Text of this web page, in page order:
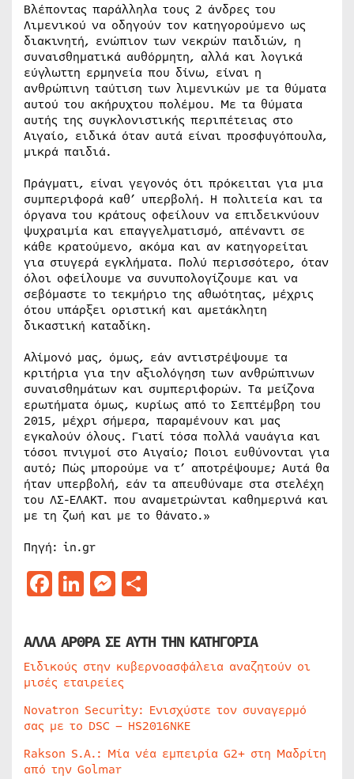
Βλέποντας παράλληλα τους 2 άνδρες του
Λιμενικού να οδηγούν τον κατηγορούμενο ως
διακινητή, ενώπιον των νεκρών παιδιών, η
συναισθηματικά αυθόρμητη, αλλά και λογικά
εύγλωττη ερμηνεία που δίνω, είναι η
ανθρώπινη ταύτιση των λιμενικών με τα θύματα
αυτού του ακήρυχτου πολέμου. Με τα θύματα
αυτής της συγκλονιστικής περιπέτειας στο
Αιγαίο, ειδικά όταν αυτά είναι προσφυγόπουλα,
μικρά παιδιά.
Πράγματι, είναι γεγονός ότι πρόκειται για μια
συμπεριφορά καθ’ υπερβολή. Η πολιτεία και τα
όργανα του κράτους οφείλουν να επιδεικνύουν
ψυχραιμία και επαγγελματισμό, απέναντι σε
κάθε κρατούμενο, ακόμα και αν κατηγορείται
για στυγερά εγκλήματα. Πολύ περισσότερο, όταν
όλοι οφείλουμε να συνυπολογίζουμε και να
σεβόμαστε το τεκμήριο της αθωότητας, μέχρις
ότου υπάρξει οριστική και αμετάκλητη
δικαστική καταδίκη.
Αλίμονό μας, όμως, εάν αντιστρέψουμε τα
κριτήρια για την αξιολόγηση των ανθρώπινων
συναισθημάτων και συμπεριφορών. Τα μείζονα
ερωτήματα όμως, κυρίως από το Σεπτέμβρη του
2015, μέχρι σήμερα, παραμένουν και μας
εγκαλούν όλους. Γιατί τόσα πολλά ναυάγια και
τόσοι πνιγμοί στο Αιγαίο; Ποιοι ευθύνονται για
αυτό; Πώς μπορούμε να τ’ αποτρέψουμε; Αυτά θα
ήταν υπερβολή, εάν τα απευθύναμε στα στελέχη
του ΛΣ-ΕΛΑΚΤ. που αναμετρώνται καθημερινά και
με τη ζωή και με το θάνατο.»
Πηγή: in.gr
Facebook
LinkedIn
Messenger
ΑΛΛΑ ΑΡΘΡΑ ΣΕ ΑΥΤΗ ΤΗΝ ΚΑΤΗΓΟΡΙΑ
Ειδικούς στην κυβερνοασφάλεια αναζητούν οι
μισές εταιρείες
Novatron Security: Ενισχύστε τον συναγερμό
σας με το DSC – HS2016NKE
Rakson S.A.: Μία νέα εμπειρία G2+ στη Μαδρίτη
από την Golmar